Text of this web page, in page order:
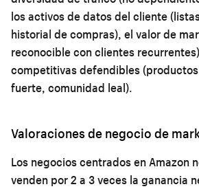
los activos de datos del cliente
historial de compras), el valor de
reconocible con clientes
competitivas defendibles (productos
fuerte, comunidad leal).
Valoraciones de negocio de
Los negocios centrados en Amazon
venden por 2 a 3 veces la ganancia